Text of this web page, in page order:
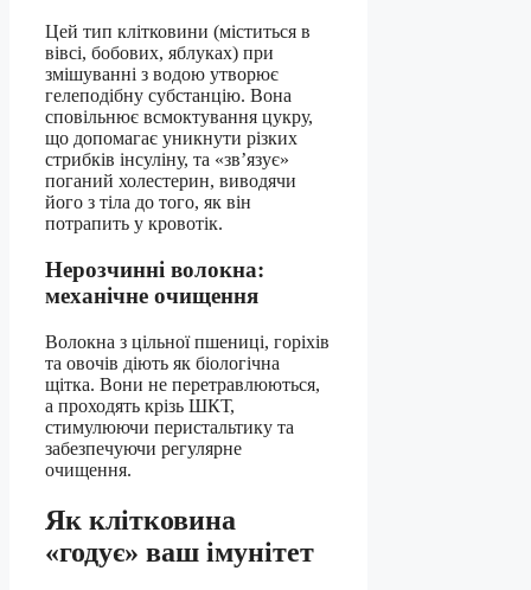
Цей тип клітковини (міститься в
вівсі, бобових, яблуках) при
змішуванні з водою утворює
гелеподібну субстанцію. Вона
сповільнює всмоктування цукру,
що допомагає уникнути різких
стрибків інсуліну, та «зв’язує»
поганий холестерин, виводячи
його з тіла до того, як він
потрапить у кровотік.
Нерозчинні волокна:
механічне очищення
Волокна з цільної пшениці, горіхів
та овочів діють як біологічна
щітка. Вони не перетравлюються,
а проходять крізь ШКТ,
стимулюючи перистальтику та
забезпечуючи регулярне
очищення.
Як клітковина
«годує» ваш імунітет